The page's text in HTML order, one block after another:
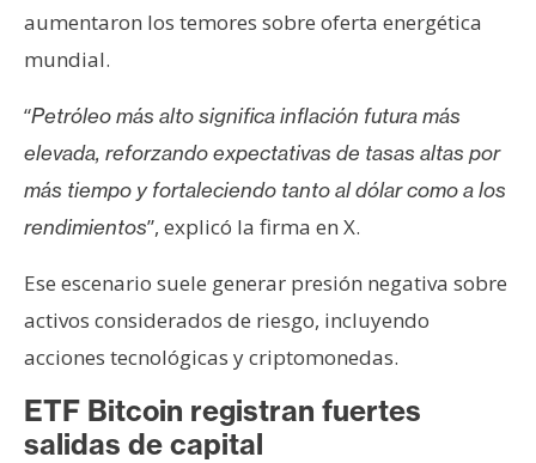
aumentaron los temores sobre oferta energética
mundial.
“Petróleo más alto significa inflación futura más
elevada, reforzando expectativas de tasas altas por
más tiempo y fortaleciendo tanto al dólar como a los
rendimientos”, explicó la firma en X.
Ese escenario suele generar presión negativa sobre
activos considerados de riesgo, incluyendo
acciones tecnológicas y criptomonedas.
ETF Bitcoin registran fuertes
salidas de capital